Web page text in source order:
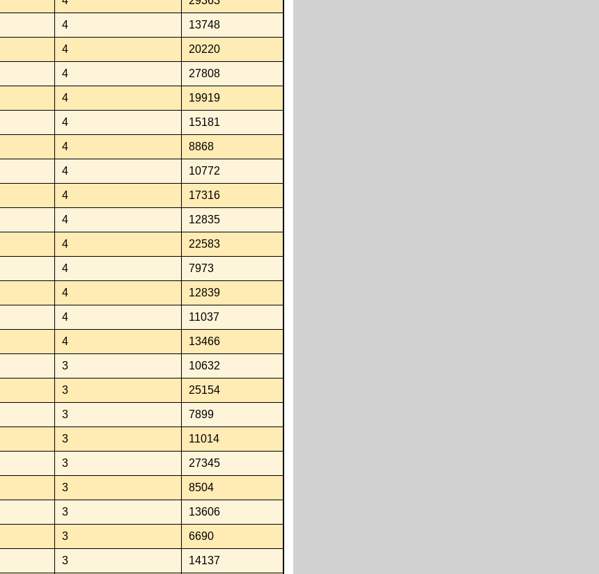
4 13748
4 20220
4 27808
4 19919
4 15181
4 8868
4 10772
4 17316
4 12835
4 22583
4 7973
4 12839
4 11037
4 13466
3 10632
3 25154
3 7899
3 11014
3 27345
3 8504
3 13606
3 6690
3 14137